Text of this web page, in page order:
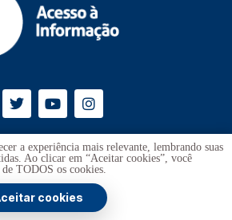
UnB
e Prestação de Contas
de Brasília
. Todos os direitos
a experiência mais relevante, lembrando suas
Ao clicar em “Aceitar cookies”, você
TODOS os cookies.
cookies